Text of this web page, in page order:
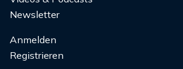
Newsletter
Anmelden
Registrieren